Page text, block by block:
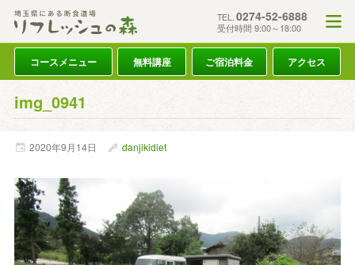
TEL. 0274-52-6888
受付時間 9:00～18:00
コースメニュー 無料講座 ご宿泊料金 アクセス
img_0941
2020年9月14日 danjikidiet